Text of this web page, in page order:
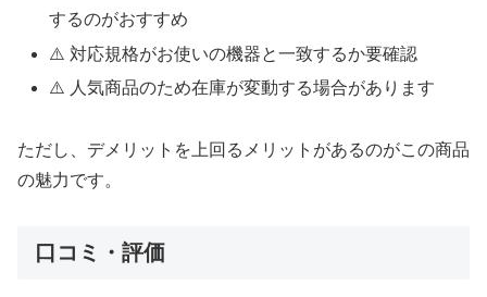
するのがおすすめ
⚠️ 対応規格がお使いの機器と一致するか要確認
⚠️ 人気商品のため在庫が変動する場合があります
ただし、デメリットを上回るメリットがあるのがこの商品
の魅力です。
口コミ・評価